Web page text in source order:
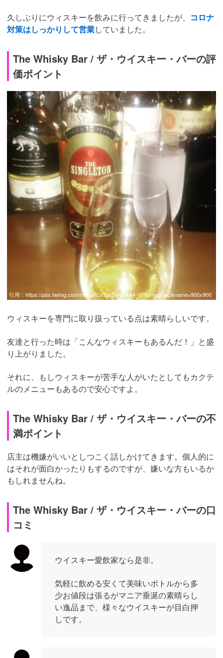
久しぶりにウィスキーを飲みに行ってきましたが、 コロナ
対策はしっかりして営業していました。
The Whisky Bar / ザ・ウイスキー・バーの評
価ポイント
引用： https://pbs.twimg.com/media/CxTgc3RVEAA4-VI?format=jpg&name=900x900
ウィスキーを専門に取り扱っている点は素晴らしいです。
友達と行った時は「こんなウィスキーもあるんだ！」と盛
り上がりました。
それに、もしウィスキーが苦手な人がいたとしてもカクテ
ルのメニューもあるので安心ですよ。
The Whisky Bar / ザ・ウイスキー・バーの不
満ポイント
店主は機嫌がいいとしつこく話しかけてきます。個人的に
はそれが面白かったりもするのですが、嫌いな方もいるか
もしれませんね。
The Whisky Bar / ザ・ウイスキー・バーの口
コミ
ウイスキー愛飲家なら是非。
気軽に飲める安くて美味いボトルから多
少お値段は張るがマニア垂涎の素晴らし
い逸品まで、様々なウイスキーが目白押
しです。